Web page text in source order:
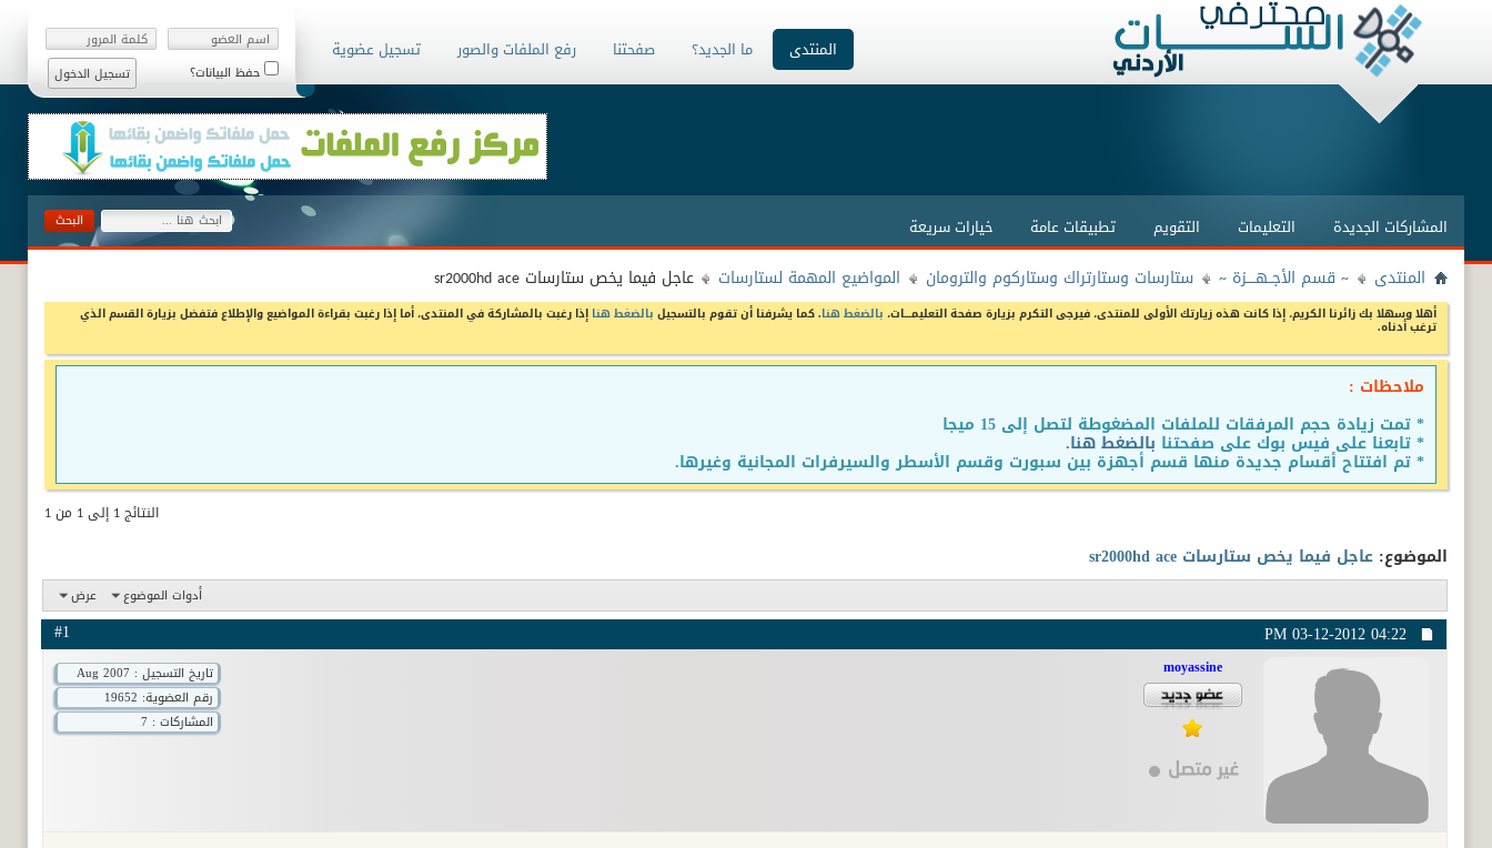
حفظ البيانات؟
المنتدى
المشاركات الجديدة التعليمات التقويم تطبيقات عامة خيارات سريعة
ما الجديد؟ صفحتنا رفع الملفات والصور تسجيل عضوية
المنتدى ~ قسم الأجــهــــزة ~ ستارسات وستارتراك وستاركوم والترومان المواضيع المهمة لستارسات عاجل فيما يخص ستارسات sr2000hd ace
أهلا وسهلا بك زائرنا الكريم، إذا كانت هذه زيارتك الأولى للمنتدى، فيرجى التكرم بزيارة صفحة التعليمـــات، بالضغط هنا. كما يشرفنا أن تقوم بالتسجيل بالضغط هنا إذا رغبت بالمشاركة في المنتدى، أما إذا رغبت بقراءة المواضيع والإطلاع فتفضل بزيارة القسم الذي
ترغب أدناه.
ملاحظات :
* تمت زيادة حجم المرفقات للملفات المضغوطة لتصل إلى 15 ميجا
* تابعنا على فيس بوك على صفحتنا بالضغط هنا.
* تم افتتاح أقسام جديدة منها قسم أجهزة بين سبورت وقسم الأسطر والسيرفرات المجانية وغيرها.
النتائج 1 إلى 1 من 1
الموضوع: عاجل فيما يخص ستارسات sr2000hd ace
أدوات الموضوع عرض
03-12-201204:22 PM
#1
moyassine
تاريخ التسجيل : Aug 2007
رقم العضوية:
المشاركات : 7